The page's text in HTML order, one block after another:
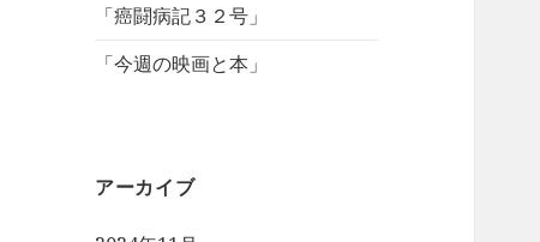
「癌闘病記３２号」
「今週の映画と本」
アーカイブ